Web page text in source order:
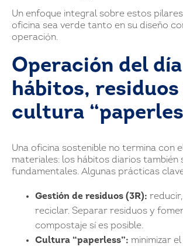
Un enfoque integral sobre estos
oficina sea verde tanto en su diseño
operación.
Operación del
hábitos, residuos
cultura
Una oficina sostenible no termina con
materiales: los hábitos diarios también
fundamentales. Algunas prácticas
Gestión de residuos (3R):
reciclar. Separar residuos y
compostaje sí es posible.
Cultura “paperless”: minimizar